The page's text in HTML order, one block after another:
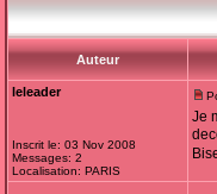
Auteur
leleader
Inscrit le: 03 Nov 2008
Messages: 2
Localisation: PARIS
Je